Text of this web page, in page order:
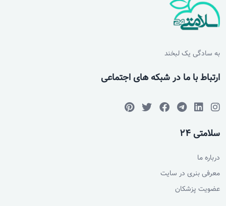
به سادگی یک لبخند
ارتباط با ما در شبکه های اجتماعی
سلامتی 24
درباره ما
معرفی بنری در سایت
عضویت پزشکان